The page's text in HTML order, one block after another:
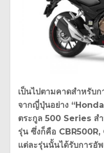
เป็นไปตามคาดสำหรับ
จากญี่ปุ่นอย่าง
ตระกูล 500 Series ส
รุ่น ซึ่งก็คือ
แต่ละรุ่นนั้นได้รับการอั